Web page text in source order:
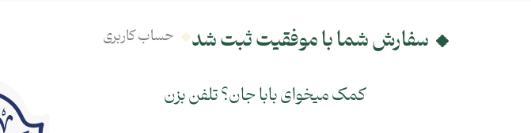
سفارش شما با موفقیت ثبت شد حساب کاربری
کمک میخوای بابا جان؟ تلفن بزن